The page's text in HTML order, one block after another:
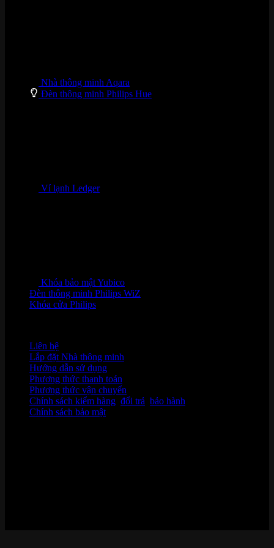
Nhà thông minh Aqara
Đèn thông minh Philips Hue
Ví lạnh Ledger
Khóa bảo mật Yubico
Đèn thông minh Philips WiZ
Khóa cửa Philips
Liên hệ
Lắp đặt Nhà thông minh
Hướng dẫn sử dụng
Phương thức thanh toán
Phương thức vận chuyển
Chính sách kiểm hàng đổi trả bảo hành
Chính sách bảo mật